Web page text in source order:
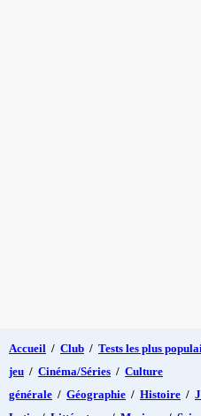
Accueil / Club / Tests les plus
jeu / Cinéma/Séries / Culture
générale / Géographie / Histoire /